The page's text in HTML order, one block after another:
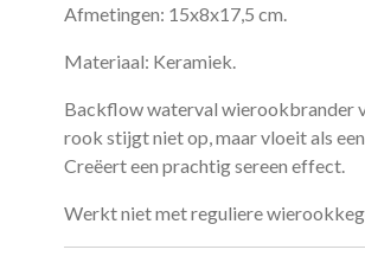
Afmetingen: 15x8x17,5 cm.
Materiaal: Keramiek.
Backflow waterval wierookbrander
rook stijgt niet op, maar vloeit als
Creëert een prachtig sereen effect.
Werkt niet met reguliere